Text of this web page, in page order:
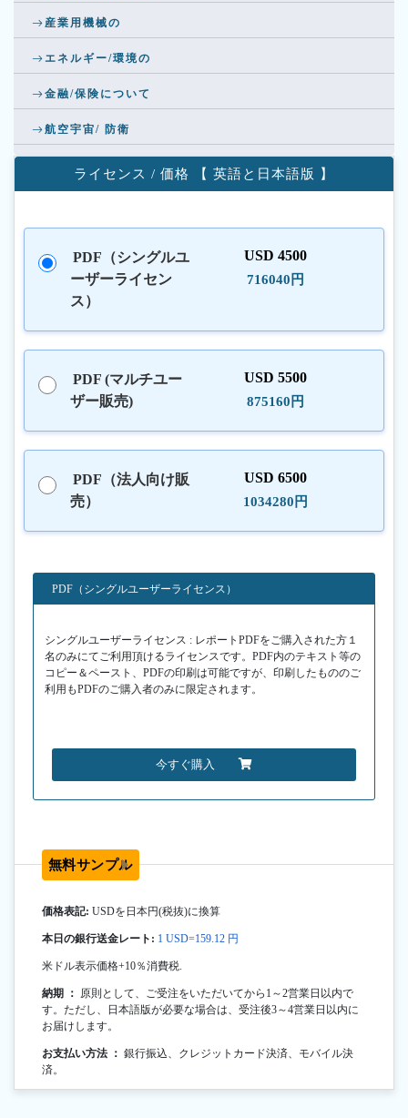
産業用機械の
エネルギー/環境の
金融/保険について
航空宇宙/ 防衛
ライセンス / 価格 【 英語と日本語版 】
PDF（シングルユ
ーザーライセン
ス）
USD 4500
716040円
PDF (マルチユー
ザー販売)
USD 5500
875160円
PDF（法人向け販
売）
USD 6500
1034280円
PDF（シングルユーザーライセンス）
シングルユーザーライセンス : レポートPDFをご購入された方１
名のみにてご利用頂けるライセンスです。PDF内のテキスト等の
コピー＆ペースト、PDFの印刷は可能ですが、印刷したもののご
利用もPDFのご購入者のみに限定されます。
今すぐ購入
無料サンプル
価格表記: USDを日本円(税抜)に換算
本日の銀行送金レート: 1 USD=159.12 円
米ドル表示価格+10％消費税.
納期 ： 原則として、ご受注をいただいてから1～2営業日以内で
す。ただし、日本語版が必要な場合は、受注後3～4営業日以内に
お届けします。
お支払い方法 ： 銀行振込、クレジットカード決済、モバイル決
済。